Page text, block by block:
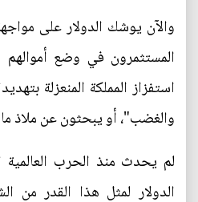
والآن يوشك الدولار على
المستثمرون في وضع
استفزاز المملكة المنعزلة
والغضب"، أو يبحثون عن ملاذ
لم يحدث منذ الحرب
الدولار لمثل هذا القدر من